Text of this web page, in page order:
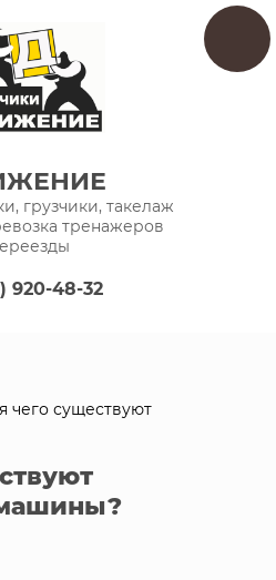
грузчики, такелаж
тренажеров
920-48-32
чего существуют